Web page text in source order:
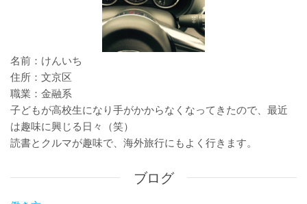
名前：けんいち
住所：文京区
職業：金融系
子どもが高校生になり手がかからなくなってきたので、最近
は趣味に興じる日々（笑）
読書とクルマが趣味で、海外旅行にもよく行きます。
ブログ